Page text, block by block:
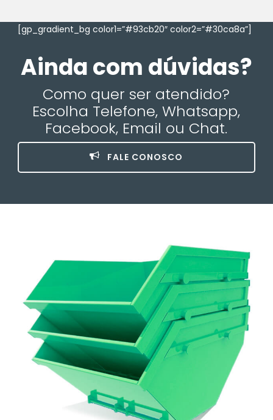
[gp_gradient_bg color1=”#93cb20″ color2=”#30ca8a”]
Ainda com dúvidas?
Como quer ser atendido?
Escolha Telefone, Whatsapp,
Facebook, Email ou Chat.
FALE CONOSCO